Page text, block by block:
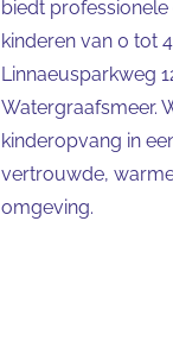
biedt
kinderen van 0 tot
Linnaeusparkweg
Watergraafsmeer.
kinderopvang in
vertrouwde,
omgeving.